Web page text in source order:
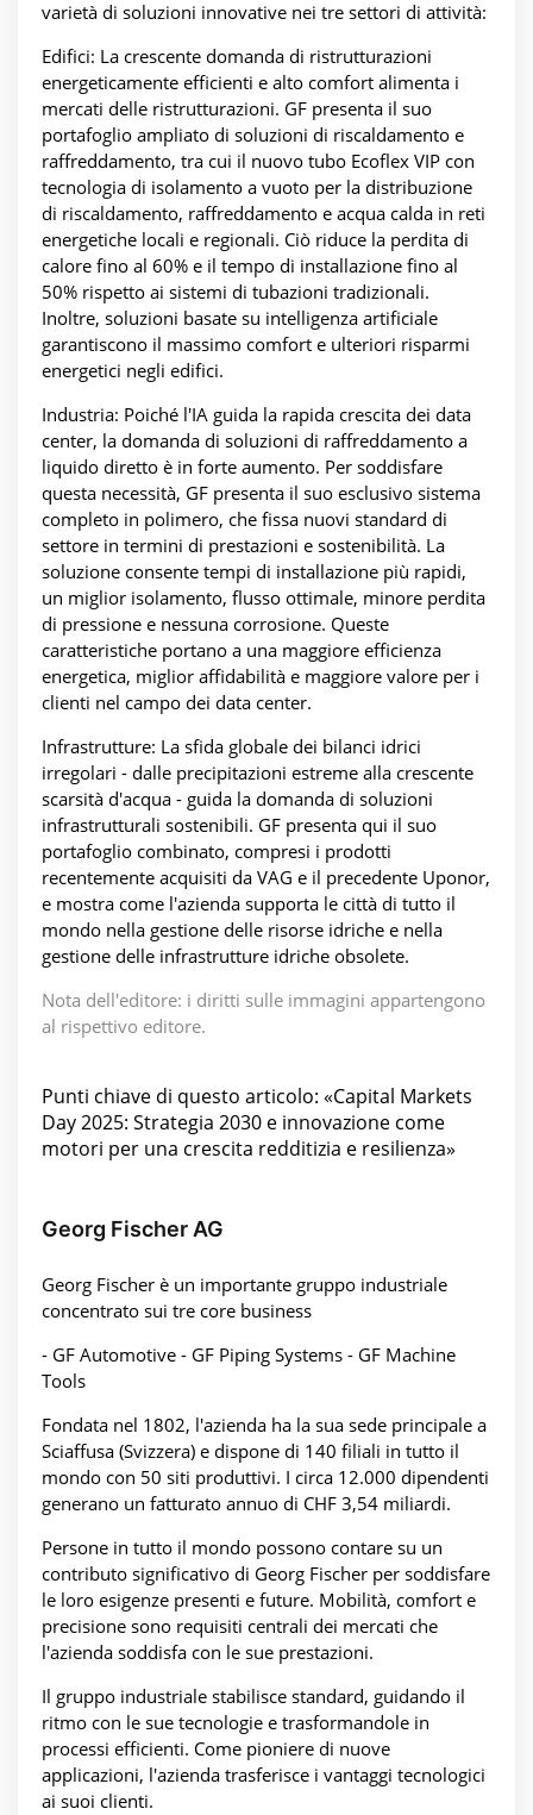
varietà di soluzioni innovative nei tre settori di attività:
Edifici: La crescente domanda di ristrutturazioni
energeticamente efficienti e alto comfort alimenta i
mercati delle ristrutturazioni. GF presenta il suo
portafoglio ampliato di soluzioni di riscaldamento e
raffreddamento, tra cui il nuovo tubo Ecoflex VIP con
tecnologia di isolamento a vuoto per la distribuzione
di riscaldamento, raffreddamento e acqua calda in reti
energetiche locali e regionali. Ciò riduce la perdita di
calore fino al 60% e il tempo di installazione fino al
50% rispetto ai sistemi di tubazioni tradizionali.
Inoltre, soluzioni basate su intelligenza artificiale
garantiscono il massimo comfort e ulteriori risparmi
energetici negli edifici.
Industria: Poiché l'IA guida la rapida crescita dei data
center, la domanda di soluzioni di raffreddamento a
liquido diretto è in forte aumento. Per soddisfare
questa necessità, GF presenta il suo esclusivo sistema
completo in polimero, che fissa nuovi standard di
settore in termini di prestazioni e sostenibilità. La
soluzione consente tempi di installazione più rapidi,
un miglior isolamento, flusso ottimale, minore perdita
di pressione e nessuna corrosione. Queste
caratteristiche portano a una maggiore efficienza
energetica, miglior affidabilità e maggiore valore per i
clienti nel campo dei data center.
Infrastrutture: La sfida globale dei bilanci idrici
irregolari - dalle precipitazioni estreme alla crescente
scarsità d'acqua - guida la domanda di soluzioni
infrastrutturali sostenibili. GF presenta qui il suo
portafoglio combinato, compresi i prodotti
recentemente acquisiti da VAG e il precedente Uponor,
e mostra come l'azienda supporta le città di tutto il
mondo nella gestione delle risorse idriche e nella
gestione delle infrastrutture idriche obsolete.
Nota dell'editore: i diritti sulle immagini appartengono
al rispettivo editore.
Punti chiave di questo articolo: «Capital Markets
Day 2025: Strategia 2030 e innovazione come
motori per una crescita redditizia e resilienza»
Georg Fischer AG
Georg Fischer è un importante gruppo industriale
concentrato sui tre core business
- GF Automotive - GF Piping Systems - GF Machine
Tools
Fondata nel 1802, l'azienda ha la sua sede principale a
Sciaffusa (Svizzera) e dispone di 140 filiali in tutto il
mondo con 50 siti produttivi. I circa 12.000 dipendenti
generano un fatturato annuo di CHF 3,54 miliardi.
Persone in tutto il mondo possono contare su un
contributo significativo di Georg Fischer per soddisfare
le loro esigenze presenti e future. Mobilità, comfort e
precisione sono requisiti centrali dei mercati che
l'azienda soddisfa con le sue prestazioni.
Il gruppo industriale stabilisce standard, guidando il
ritmo con le sue tecnologie e trasformandole in
processi efficienti. Come pioniere di nuove
applicazioni, l'azienda trasferisce i vantaggi tecnologici
ai suoi clienti.